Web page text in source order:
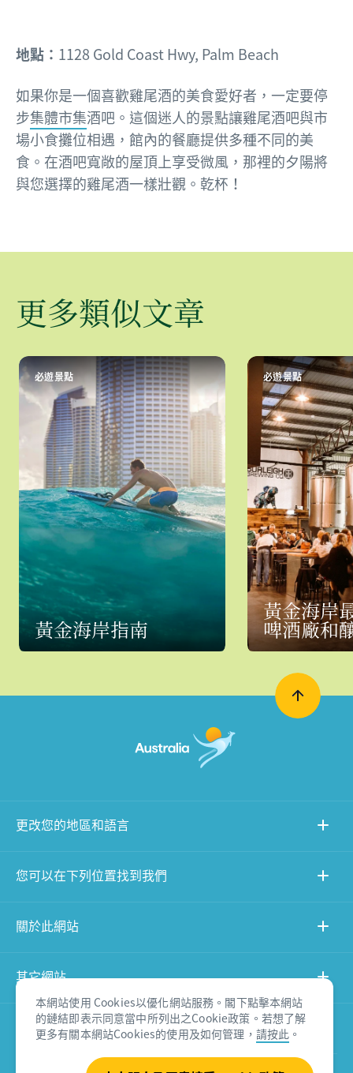
地點： 1128 Gold Coast Hwy, Palm Beach
如果你是一個喜歡雞尾酒的美食愛好者，一定要停
步集體市集酒吧。這個迷人的景點讓雞尾酒吧與市
場小食攤位相遇，館內的餐廳提供多種不同的美
食。在酒吧寬敞的屋頂上享受微風，那裡的夕陽將
與您選擇的雞尾酒一樣壯觀。乾杯！
更多類似文章
必遊景點
黃金海岸指南
必遊景點
黃金海岸
啤酒廠和
本網站使用 Cookies以優化網站服務。閣下點擊本網站
的鏈結即表示同意當中所列出之Cookie政策。若想了解
更多有關本網站Cookies的使用及如何管理， 請按此 。
更改您的地區和語言
您可以在下列位置找到我們
關於此網站
其它網站
產品免責聲明